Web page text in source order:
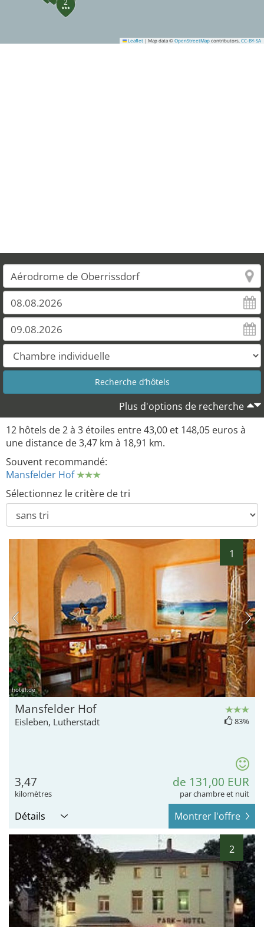
2
11
Leaflet | Map data © OpenStreetMap contributors, CC-BY-SA
Plus d'options de recherche
12 hôtels de 2 à 3 étoiles entre 43,00 et 148,05 euros à
une distance de 3,47 km à 18,91 km.
Souvent recommandé:
Mansfelder Hof
Sélectionnez le critère de tri
1
hotel.de
Mansfelder Hof
Eisleben, Lutherstadt 83%
3,47
kilomètres
de 131,00 EUR
par chambre et nuit
Détails Montrer l'offre
2